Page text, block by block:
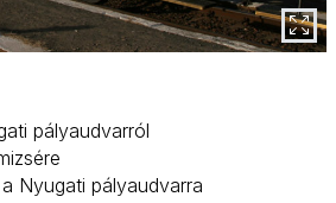
pályaudvarról
Nyugati pályaudvarra